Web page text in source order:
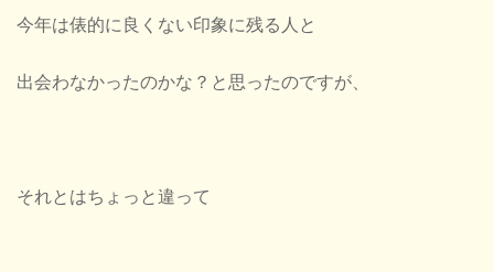
今年は俵的に良くない印象に残る人と
出会わなかったのかな？と思ったのですが、
それとはちょっと違って